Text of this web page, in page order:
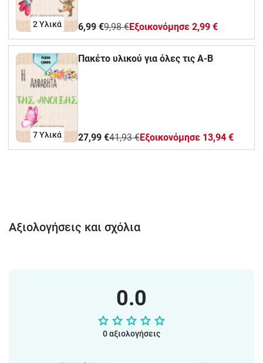
2 Υλικά 6,99 €9,98 €Eξοικονόμησε 2,99 €
7 Υλικά
Πακέτο υλικού για όλες τις Α-Β
27,99 €41,93 €Eξοικονόμησε 13,94 €
Αξιολογήσεις και σχόλια
0.0
0 αξιολογήσεις